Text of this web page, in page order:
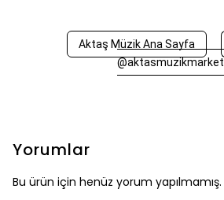
Aktaş Müzik Ana Sayfa
@aktasmuzikmarket
Yorumlar
Bu ürün için henüz yorum yapılmamış.